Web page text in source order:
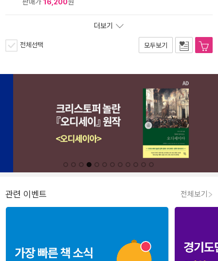
판매가 16,200원
더보기
전체선택 모두보기
관련 이벤트 전체보기